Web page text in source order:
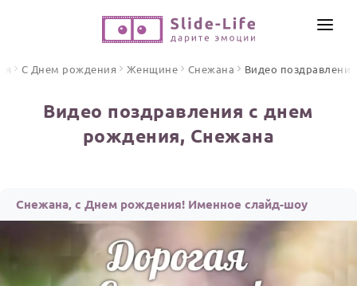
ПО ФОРМАТУ
Открытки
Стихи и тексты
ПРАЗДНИКИ
ИНСТРУМЕНТЫ
ОТЗЫВЫ
С Днем рождения Женщине Снежана Видео поздравления
Видео поздравления с днем
рождения, Снежана
Снежана, с Днем рождения! Именное слайд-шоу